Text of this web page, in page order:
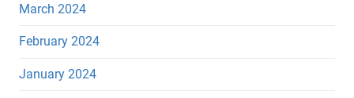
March 2024
February 2024
January 2024